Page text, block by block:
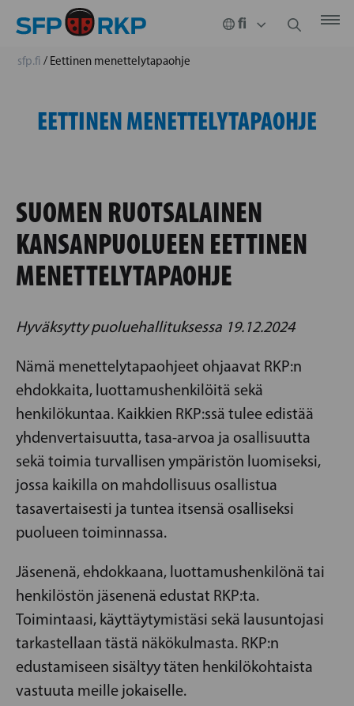
sfp.fi / Eettinen menettelytapaohje
EETTINEN MENETTELYTAPAOHJE
SUOMEN RUOTSALAINEN
KANSANPUOLUEEN EETTINEN
MENETTELYTAPAOHJE
Hyväksytty puoluehallituksessa 19.12.2024
Nämä menettelytapaohjeet ohjaavat RKP:n
ehdokkaita, luottamushenkilöitä sekä
henkilökuntaa. Kaikkien RKP:ssä tulee edistää
yhdenvertaisuutta, tasa-arvoa ja osallisuutta
sekä toimia turvallisen ympäristön luomiseksi,
jossa kaikilla on mahdollisuus osallistua
tasavertaisesti ja tuntea itsensä osalliseksi
puolueen toiminnassa.
Jäsenenä, ehdokkaana, luottamushenkilönä tai
henkilöstön jäsenenä edustat RKP:ta.
Toimintaasi, käyttäytymistäsi sekä lausuntojasi
tarkastellaan tästä näkökulmasta. RKP:n
edustamiseen sisältyy täten henkilökohtaista
vastuuta meille jokaiselle.